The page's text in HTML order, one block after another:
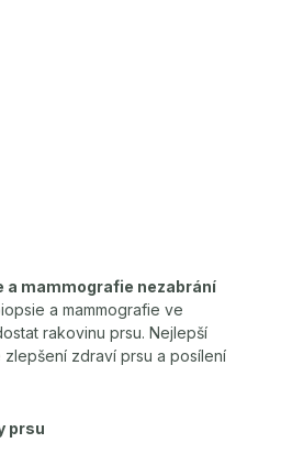
a mammografie nezabrání
a mammografie ve
rakovinu prsu. Nejlepší
zdraví prsu a posílení
prsu